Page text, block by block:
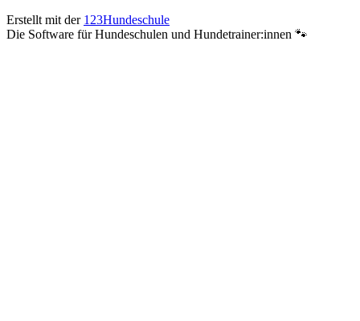
Erstellt mit der 123Hundeschule
Die Software für Hundeschulen und Hundetrainer:innen 🐾